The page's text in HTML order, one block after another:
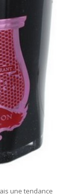
une tendance